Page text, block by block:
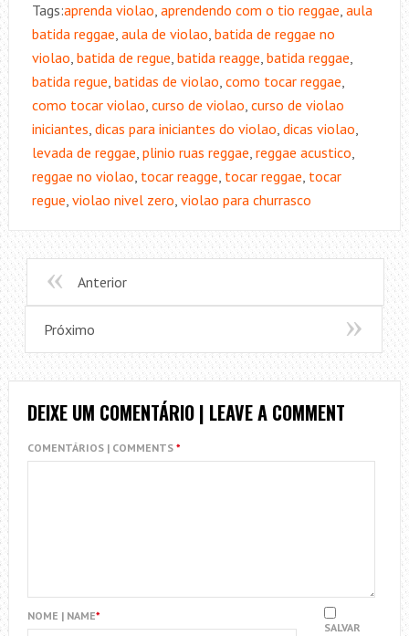
Tags:aprenda violao, aprendendo com o tio reggae, aula
batida reggae, aula de violao, batida de reggae no
violao, batida de regue, batida reagge, batida reggae,
batida regue, batidas de violao, como tocar reggae,
como tocar violao, curso de violao, curso de violao
iniciantes, dicas para iniciantes do violao, dicas violao,
levada de reggae, plinio ruas reggae, reggae acustico,
reggae no violao, tocar reagge, tocar reggae, tocar
regue, violao nivel zero, violao para churrasco
Anterior
Próximo
DEIXE UM COMENTÁRIO | LEAVE A COMMENT
COMENTÁRIOS | COMMENTS *
NOME | NAME*
SALVAR